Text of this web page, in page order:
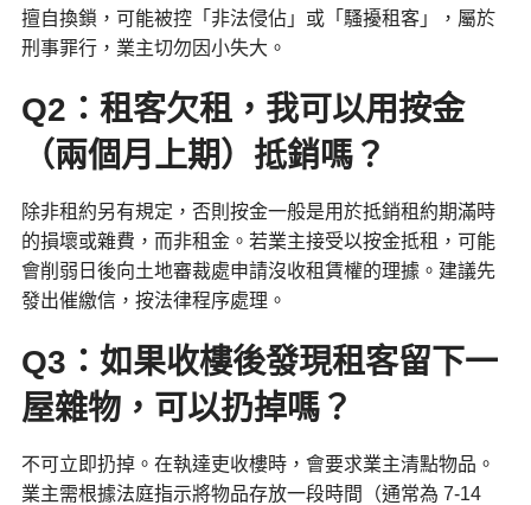
擅自換鎖，可能被控「非法侵佔」或「騷擾租客」，屬於
刑事罪行，業主切勿因小失大。
Q2：租客欠租，我可以用按金
（兩個月上期）抵銷嗎？
除非租約另有規定，否則按金一般是用於抵銷租約期滿時
的損壞或雜費，而非租金。若業主接受以按金抵租，可能
會削弱日後向土地審裁處申請沒收租賃權的理據。建議先
發出催繳信，按法律程序處理。
Q3：如果收樓後發現租客留下一
屋雜物，可以扔掉嗎？
不可立即扔掉。在執達吏收樓時，會要求業主清點物品。
業主需根據法庭指示將物品存放一段時間（通常為 7-14